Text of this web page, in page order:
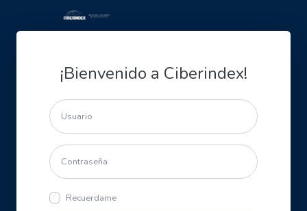
¡Bienvenido a Ciberindex!
Recuerdame